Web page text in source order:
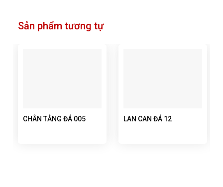
Sản phẩm tương tự
CHÂN TẢNG ĐÁ 005 LAN CAN ĐÁ 12